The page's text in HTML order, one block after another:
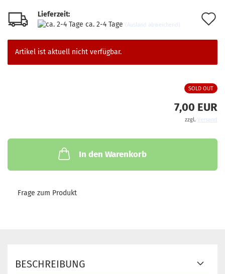
Lieferzeit:
ca. 2-4 Tage (Ausland abweichend)
Artikel ist aktuell nicht verfügbar.
SOLD OUT
7,00 EUR
zzgl. Versand
In den Warenkorb
Frage zum Produkt
BESCHREIBUNG